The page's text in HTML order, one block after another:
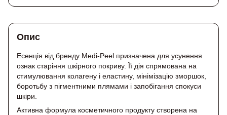
Опис
Есенція від бренду Medi-Peel призначена для усунення
ознак старіння шкірного покриву. Її дія спрямована на
стимулювання колагену і еластину, мінімізацію зморшок,
боротьбу з пігментними плямами і запобігання спокуси
шкіри.
Активна формула косметичного продукту створена на